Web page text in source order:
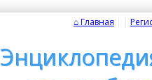
⌂ Главная